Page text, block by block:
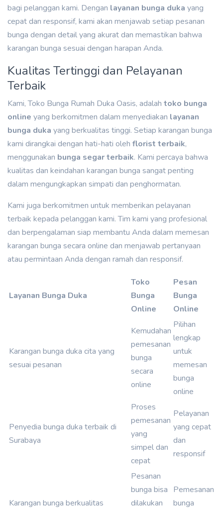
bagi pelanggan kami. Dengan layanan bunga duka yang
cepat dan responsif, kami akan menjawab setiap pesanan
bunga dengan detail yang akurat dan memastikan bahwa
karangan bunga sesuai dengan harapan Anda.
Kualitas Tertinggi dan Pelayanan
Terbaik
Kami, Toko Bunga Rumah Duka Oasis, adalah toko bunga
online yang berkomitmen dalam menyediakan layanan
bunga duka yang berkualitas tinggi. Setiap karangan bunga
kami dirangkai dengan hati-hati oleh florist terbaik,
menggunakan bunga segar terbaik. Kami percaya bahwa
kualitas dan keindahan karangan bunga sangat penting
dalam mengungkapkan simpati dan penghormatan.
Kami juga berkomitmen untuk memberikan pelayanan
terbaik kepada pelanggan kami. Tim kami yang profesional
dan berpengalaman siap membantu Anda dalam memesan
karangan bunga secara online dan menjawab pertanyaan
atau permintaan Anda dengan ramah dan responsif.
Layanan Bunga Duka
Toko
Bunga
Online
Pesan
Bunga
Online
Karangan bunga duka cita yang
sesuai pesanan
Kemudahan
pemesanan
bunga
secara
online
Pilihan
lengkap
untuk
memesan
bunga
online
Penyedia bunga duka terbaik di
Surabaya
Proses
pemesanan
yang
simpel dan
cepat
Pelayanan
yang cepat
dan
responsif
Karangan bunga berkualitas
Pesanan
bunga bisa
dilakukan
Pemesanan
bunga